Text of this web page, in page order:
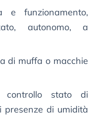
e funzionamento,
autonomo, a
di muffa o macchie
stato di
presenze di umidità